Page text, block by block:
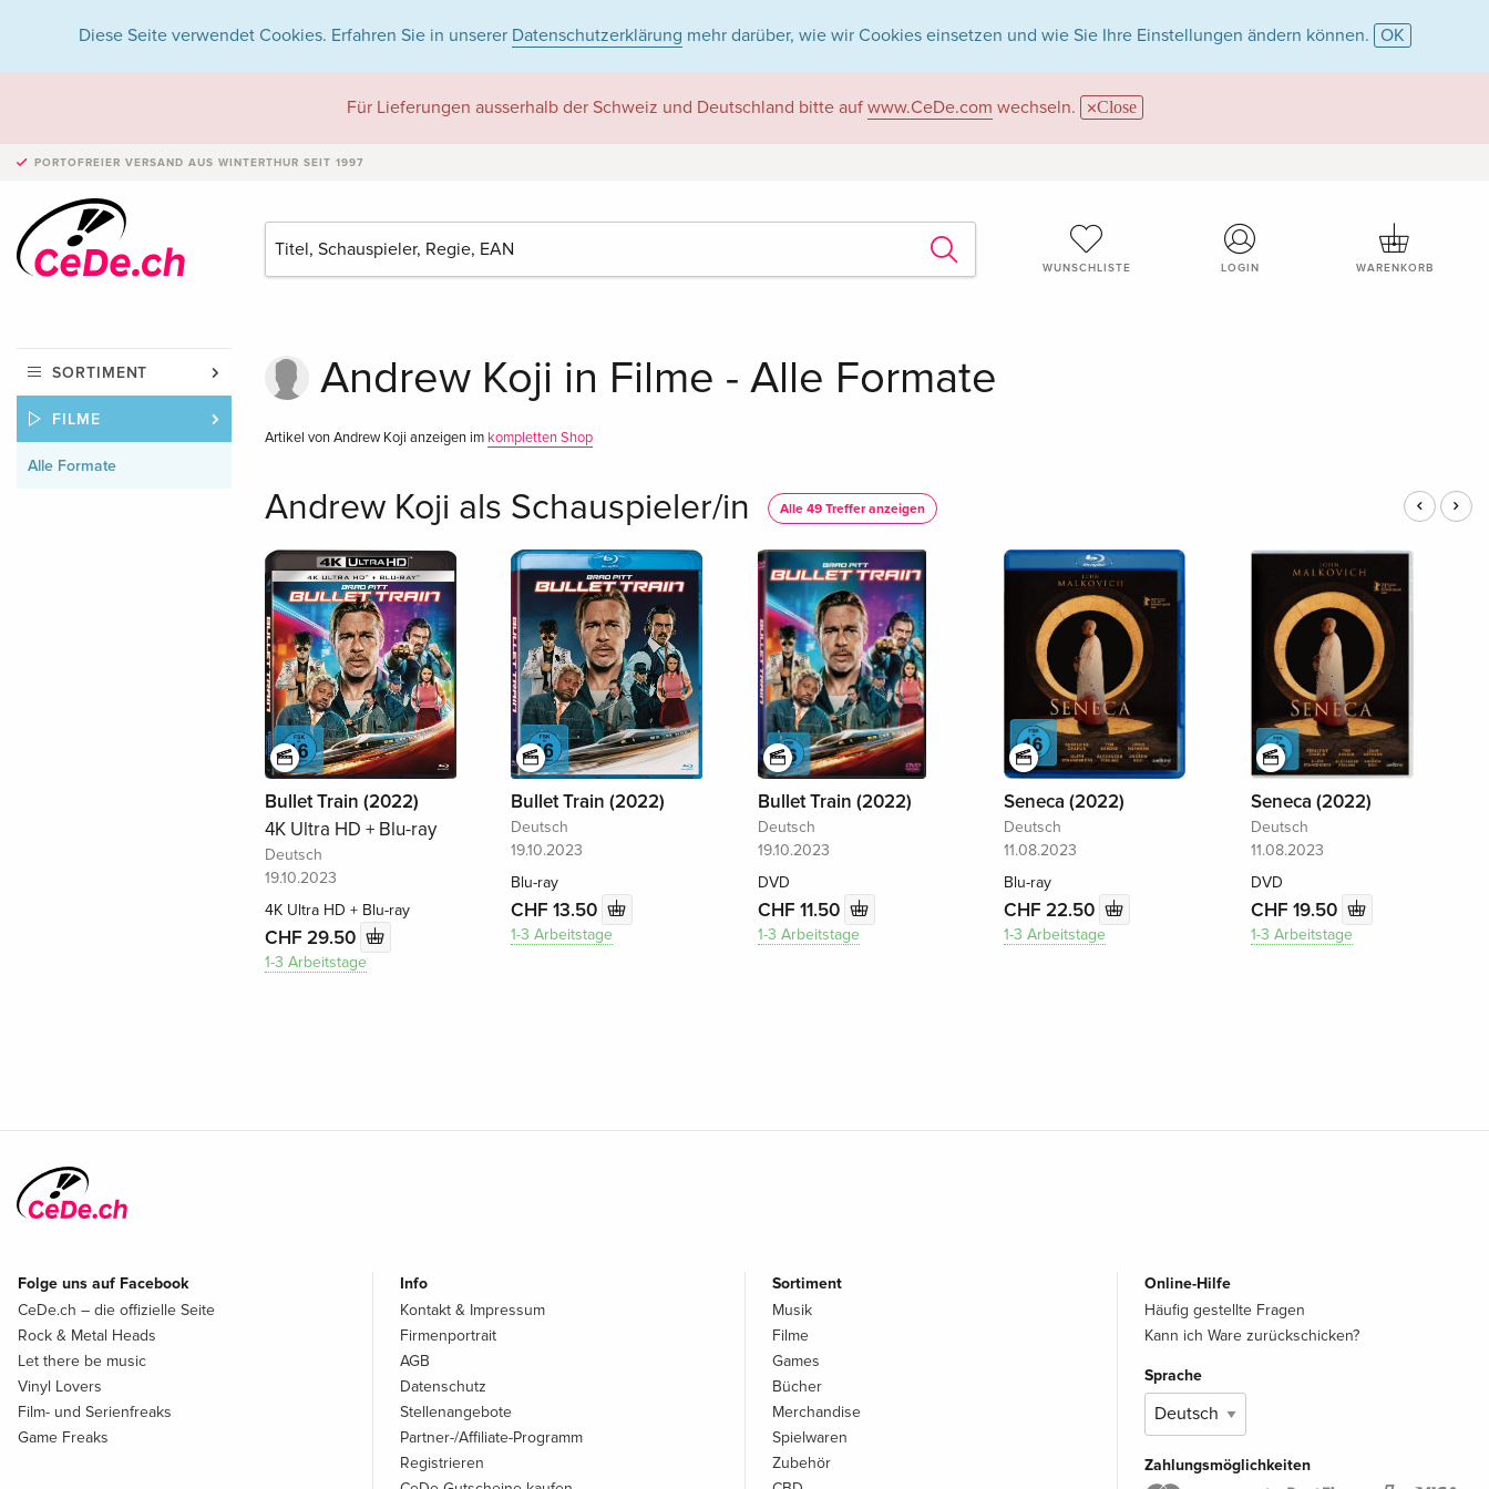
Diese Seite verwendet Cookies. Erfahren Sie in unserer Datenschutzerklärung mehr darüber, wie wir Cookies einsetzen und wie Sie Ihre Einstellungen ändern können. OK
Für Lieferungen ausserhalb der Schweiz und Deutschland bitte auf www.CeDe.com wechseln. Close
PORTOFREIER VERSAND AUS WINTERTHUR SEIT 1997
WUNSCHLISTE LOGIN WARENKORB
SORTIMENT
FILME
Alle Formate
Andrew Koji in Filme - Alle Formate
Artikel von Andrew Koji anzeigen im kompletten Shop
Andrew Koji als Schauspieler/in Alle 49 Treffer anzeigen
Bullet Train (2022)
4K Ultra HD + Blu-ray
Deutsch
19.10.2023
4K Ultra HD + Blu-ray
CHF 29.50
1-3 Arbeitstage
Bullet Train (2022)
Deutsch
19.10.2023
Blu-ray
CHF 13.50
1-3 Arbeitstage
Bullet Train (2022)
Deutsch
19.10.2023
DVD
CHF 11.50
1-3 Arbeitstage
Seneca (2022)
Deutsch
11.08.2023
Blu-ray
CHF 22.50
1-3 Arbeitstage
Seneca (2022)
Deutsch
11.08.2023
DVD
CHF 19.50
1-3 Arbeitstage
Folge uns auf Facebook
CeDe.ch – die offizielle Seite
Rock & Metal Heads
Let there be music
Vinyl Lovers
Film- und Serienfreaks
Game Freaks
Info
Kontakt & Impressum
Firmenportrait
AGB
Datenschutz
Stellenangebote
Partner-/Affiliate-Programm
Registrieren
Sortiment
Musik
Filme
Games
Bücher
Merchandise
Spielwaren
Zubehör
Online-Hilfe
Häufig gestellte Fragen
Kann ich Ware zurückschicken?
Sprache
Zahlungsmöglichkeiten